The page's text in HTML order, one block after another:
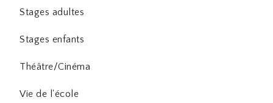
Stages adultes
Stages enfants
Théâtre/Cinéma
Vie de l'école